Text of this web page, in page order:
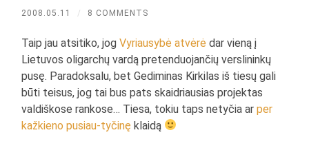
2008.05.11 / 8 COMMENTS
Taip jau atsitiko, jogVyriausybė atvėrė dar vieną į
Lietuvos oligarchų vardą pretenduojančių verslininkų
pusę. Paradoksalu, bet Gediminas Kirkilas iš tiesų gali
būti teisus, jog tai bus pats skaidriausias projektas
valdiškose rankose… Tiesa, tokiu taps netyčia arper
kažkieno pusiau-tyčinę klaidą